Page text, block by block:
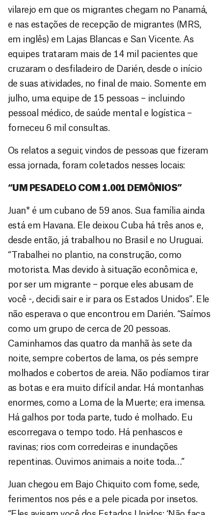
vilarejo em que os migrantes chegam no Panamá,
e nas estações de recepção de migrantes (MRS,
em inglês) em Lajas Blancas e San Vicente. As
equipes trataram mais de 14 mil pacientes que
cruzaram o desfiladeiro de Darién, desde o início
de suas atividades, no final de maio. Somente em
julho, uma equipe de 15 pessoas – incluindo
pessoal médico, de saúde mental e logística –
forneceu 6 mil consultas.
Os relatos a seguir, vindos de pessoas que fizeram
essa jornada, foram coletados nesses locais:
“UM PESADELO COM 1.001 DEMÔNIOS”
Juan* é um cubano de 59 anos. Sua família ainda
está em Havana. Ele deixou Cuba há três anos e,
desde então, já trabalhou no Brasil e no Uruguai.
“Trabalhei no plantio, na construção, como
motorista. Mas devido à situação econômica e,
por ser um migrante – porque eles abusam de
você -, decidi sair e ir para os Estados Unidos”. Ele
não esperava o que encontrou em Darién. “Saímos
como um grupo de cerca de 20 pessoas.
Caminhamos das quatro da manhã às sete da
noite, sempre cobertos de lama, os pés sempre
molhados e cobertos de areia. Não podíamos tirar
as botas e era muito difícil andar. Há montanhas
enormes, como a Loma de la Muerte; era imensa.
Há galhos por toda parte, tudo é molhado. Eu
escorregava o tempo todo. Há penhascos e
ravinas; rios com corredeiras e inundações
repentinas. Ouvimos animais a noite toda…”
Juan chegou em Bajo Chiquito com fome, sede,
ferimentos nos pés e a pele picada por insetos.